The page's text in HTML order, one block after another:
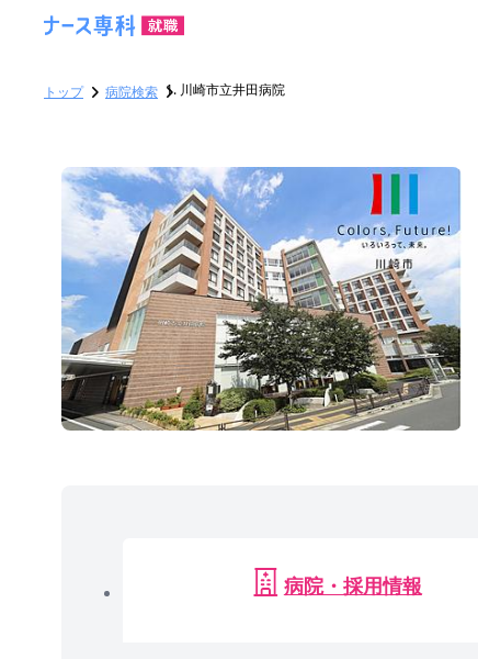
トップ 病院検索 川崎市立井田病院
病院・採用情報